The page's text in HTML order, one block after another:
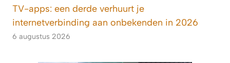
TV-apps: een derde verhuurt je
internetverbinding aan onbekenden in 2026
6 augustus 2026